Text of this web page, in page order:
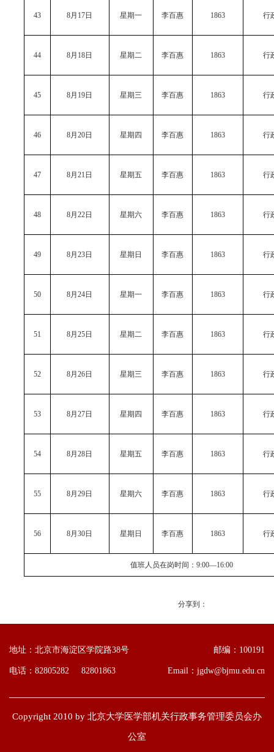
43 8月17日 星期一 李百惠 1863 行
44 8月18日 星期二 李百惠 1863 行
45 8月19日 星期三 李百惠 1863 行
46 8月20日 星期四 李百惠 1863 行
47 8月21日 星期五 李百惠 1863 行
48 8月22日 星期六 李百惠 1863 行
49 8月23日 星期日 李百惠 1863 行
50 8月24日 星期一 李百惠 1863 行
51 8月25日 星期二 李百惠 1863 行
52 8月26日 星期三 李百惠 1863 行
53 8月27日 星期四 李百惠 1863 行
54 8月28日 星期五 李百惠 1863 行
55 8月29日 星期六 李百惠 1863 行
56 8月30日 星期日 李百惠 1863 行
值班人员在岗时间：9:00—16:00
分享到：
地址：北京市海淀区学院路38号 邮编：100191
电话：82805282 82801863 Email：jgdw@bjmu.edu.cn
Copyright 2010 by 北京大学医学部机关行政事务管理委员会办
公室